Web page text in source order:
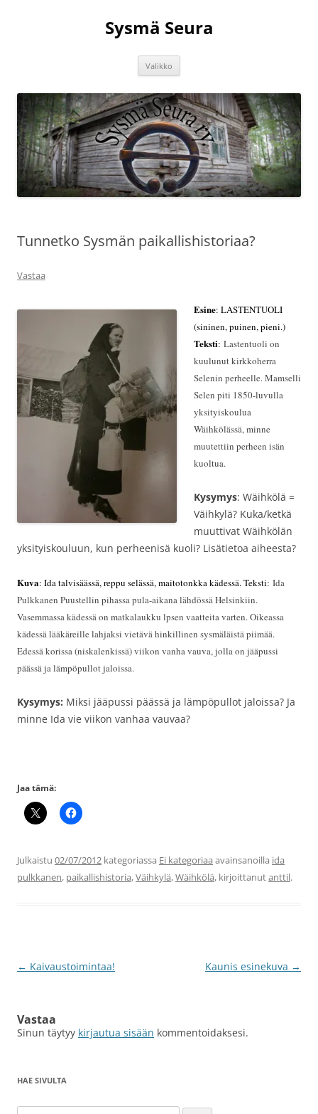
Sysmä Seura
Valikko
Tunnetko Sysmän paikallishistoriaa?
Vastaa
Esine: LASTENTUOLI
(sininen, puinen, pieni.)
Teksti: Lastentuoli on
kuulunut kirkkoherra
Selenin perheelle. Mamselli
Selen piti 1850-luvulla
yksityiskoulua
Wäihkölässä, minne
muutettiin perheen isän
kuoltua.
Kysymys: Wäihkölä =
Väihkylä? Kuka/ketkä
muuttivat Wäihkölän
yksityiskouluun, kun perheenisä kuoli? Lisätietoa aiheesta?
Kuva: Ida talvisäässä, reppu selässä, maitotonkka kädessä. Teksti: Ida
Pulkkanen Puustellin pihassa pula-aikana lähdössä Helsinkiin.
Vasemmassa kädessä on matkalaukku lpsen vaatteita varten. Oikeassa
kädessä lääkäreille lahjaksi vietävä hinkillinen sysmäläistä piimää.
Edessä korissa (niskalenkissä) viikon vanha vauva, jolla on jääpussi
päässä ja lämpöpullot jaloissa.
Kysymys: Miksi jääpussi päässä ja lämpöpullot jaloissa? Ja
minne Ida vie viikon vanhaa vauvaa?
Jaa tämä:
Julkaistu 02/07/2012 kategoriassa Ei kategoriaa avainsanoilla ida
pulkkanen, paikallishistoria,Väihkylä,Wäihkölä, kirjoittanutanttil.
Artikkelien
← Kaivaustoimintaa! Kaunis esinekuva →
Vastaa
Sinun täytyy kirjautua sisään kommentoidaksesi.
HAE SIVULTA